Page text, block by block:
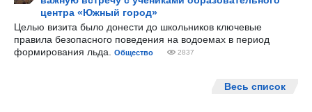
центра «Южный город»
Целью визита было донести до школьников ключевые
правила безопасного поведения на водоемах в период
формирования льда.
Общество 2837
Весь список